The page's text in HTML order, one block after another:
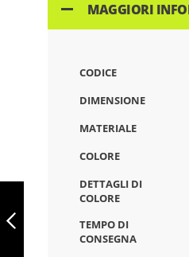
ZAINO ROLLTOP
LEGGERO IMPACT
MAGGIORI
CODICE
DIMENSIONE
MATERIALE
COLORE
DETTAGLI DI
COLORE
TEMPO DI
CONSEGNA